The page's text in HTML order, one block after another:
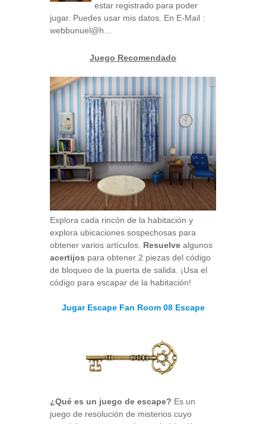
estar registrado para poder
jugar. Puedes usar mis datos. En E-Mail :
webbunuel@h...
Juego Recomendado
Explora cada rincón de la habitación y
explora ubicaciones sospechosas para
obtener varios artículos. Resuelve algunos
acertijos para obtener 2 piezas del código
de bloqueo de la puerta de salida. ¡Usa el
código para escapar de la habitación!
Jugar Escape Fan Room 08 Escape
¿Qué es un juego de escape? Es un
juego de resolución de misterios cuyo